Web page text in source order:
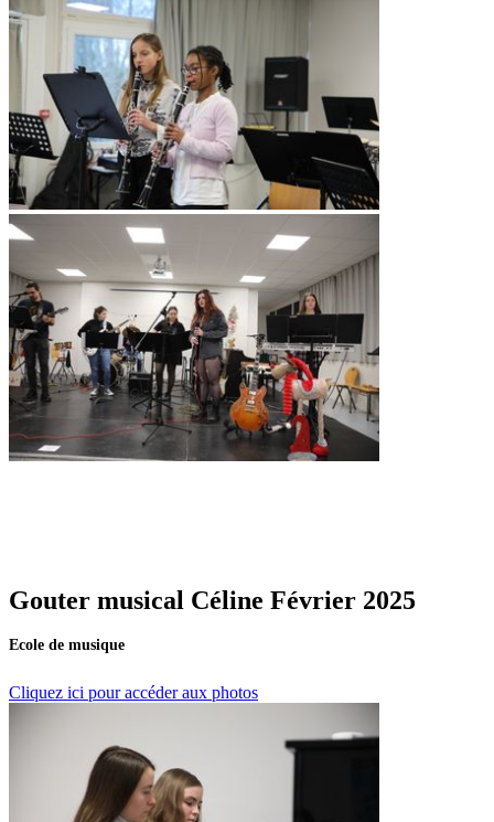
Gouter musical Céline Février 2025
Ecole de musique
Cliquez ici pour accéder aux photos